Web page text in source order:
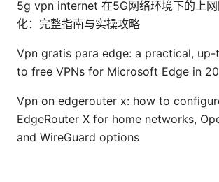
5g vpn internet 在5G网络环境下的上
化：完整指南与实操攻略
Vpn gratis para edge: a practical,
to free VPNs for Microsoft Edge in
Vpn on edgerouter x: how to
EdgeRouter X for home networks,
and WireGuard options